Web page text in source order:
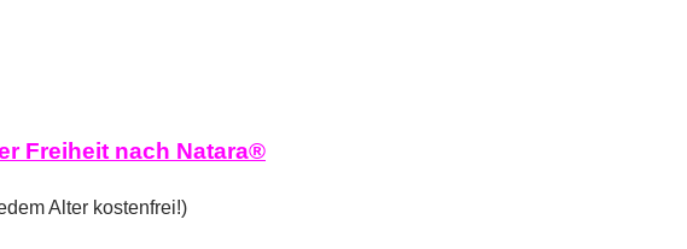
Freiheit nach Natara®
Alter kostenfrei!)